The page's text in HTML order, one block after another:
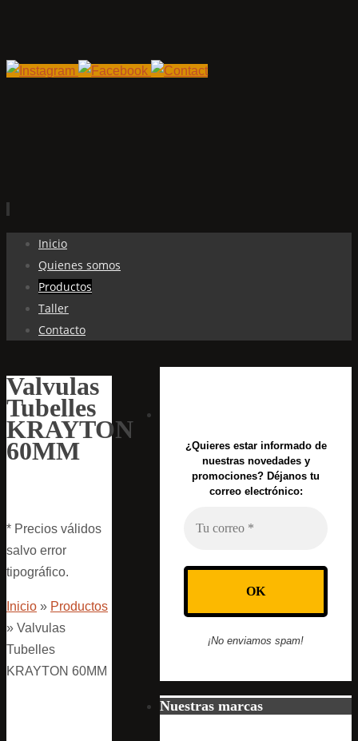
contenido
Inicio
Quienes somos
Productos
Taller
Contacto
Valvulas
Tubelles
KRAYTON
60MM
* Precios válidos
salvo error
tipográfico.
Inicio » Productos
» Valvulas
Tubelles
KRAYTON 60MM
¿Quieres estar informado de
nuestras novedades y
promociones? Déjanos tu
correo electrónico:
¡No enviamos spam!
Nuestras marcas